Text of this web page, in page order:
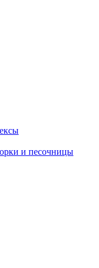
и песочницы